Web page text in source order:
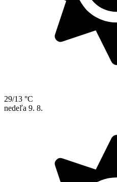
29/13 °C
nedeľa 9. 8.